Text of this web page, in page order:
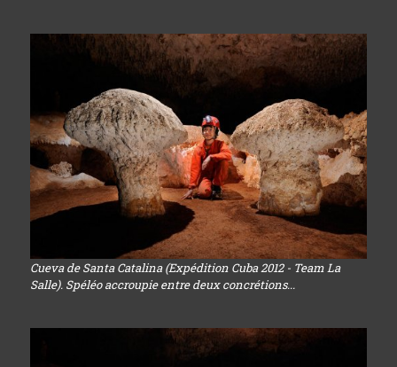
Cueva de Santa Catalina (Expédition Cuba 2012 - Team La
Salle). Spéléo accroupie entre deux concrétions...